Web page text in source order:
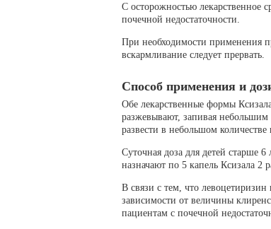
С осторожностью лекарственное
почечной недостаточности.
При необходимости применения
вскармливание следует прервать.
Способ применения и
Обе лекарственные формы
разжевывают, запивая
развести в небольшом количестве
Суточная доза для детей старше 6
назначают по 5 капель Ксизала 2
В связи с тем, что левоцетиризин
зависимости от величины
пациентам с почечной